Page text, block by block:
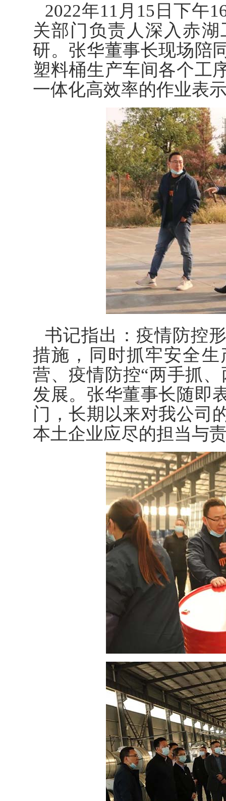
2022年11月15日下午
关部门负责人深入赤
研。张华董事长现场陪
塑料桶生产车间各个工
一体化高效率的作业表
书记指出：疫情防控
措施，同时抓牢安全
营、疫情防控“两手抓
发展。张华董事长随即
门，长期以来对我公司
本土企业应尽的担当与